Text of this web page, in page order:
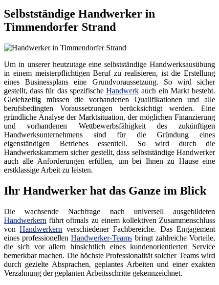
Selbstständige Handwerker in
Timmendorfer Strand
Um in unserer heutzutage eine selbstständige Handwerksausübung
in einem meisterpflichtigen Beruf zu realisieren, ist die Erstellung
eines Businessplans eine Grundvoraussetzung. So wird sicher
gestellt, dass für das spezifischeHandwerk auch ein Markt besteht.
Gleichzeitig müssen die vorhandenen Qualifikationen und alle
berufsbedingten Voraussetzungen berücksichtigt werden. Eine
gründliche Analyse der Marktsituation, der möglichen Finanzierung
und vorhandenen Wettbewerbsfähigkeit des zukünftigen
Handwerksunternehmens sind für die Gründung eines
eigenständigen Betriebes essentiell. So wird durch die
Handwerkskammern sicher gestellt, dass selbstständige Handwerker
auch alle Anforderungen erfüllen, um bei Ihnen zu Hause eine
erstklassige Arbeit zu leisten.
Ihr Handwerker hat das Ganze im Blick
Die wachsende Nachfrage nach universell ausgebildeten
Handwerkern führt oftmals zu einem kollektiven Zusammenschluss
vonHandwerkern verschiedener Fachbereiche. Das Engagement
eines professionellenHandwerker-Teams bringt zahlreiche Vorteile,
die sich vor allem hinsichtlich eines kundenorientierten Service
bemerkbar machen. Die höchste Professionalität solcher Teams wird
durch gezielte Absprachen, geplantes Arbeiten und einer exakten
Verzahnung der geplanten Arbeitsschritte gekennzeichnet.